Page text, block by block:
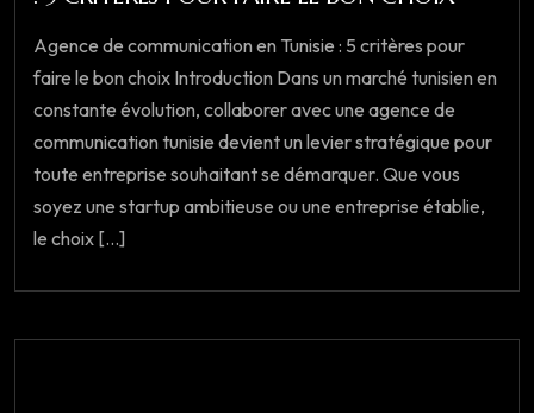
Agence de communication en Tunisie : 5 critères pour
faire le bon choix Introduction Dans un marché tunisien en
constante évolution, collaborer avec une agence de
communication tunisie devient un levier stratégique pour
toute entreprise souhaitant se démarquer. Que vous
soyez une startup ambitieuse ou une entreprise établie,
le choix [...]